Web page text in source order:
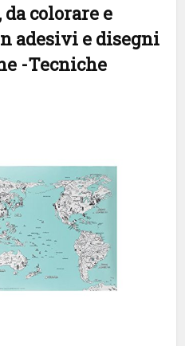
colorare e
adesivi e disegni
-Tecniche